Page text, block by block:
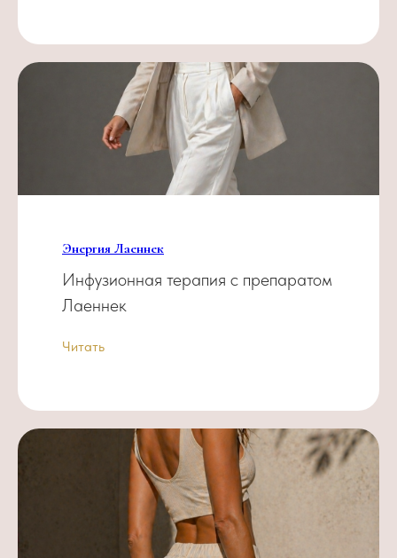
Энергия Лаеннек
Инфузионная терапия с препаратом
Лаеннек
Читать